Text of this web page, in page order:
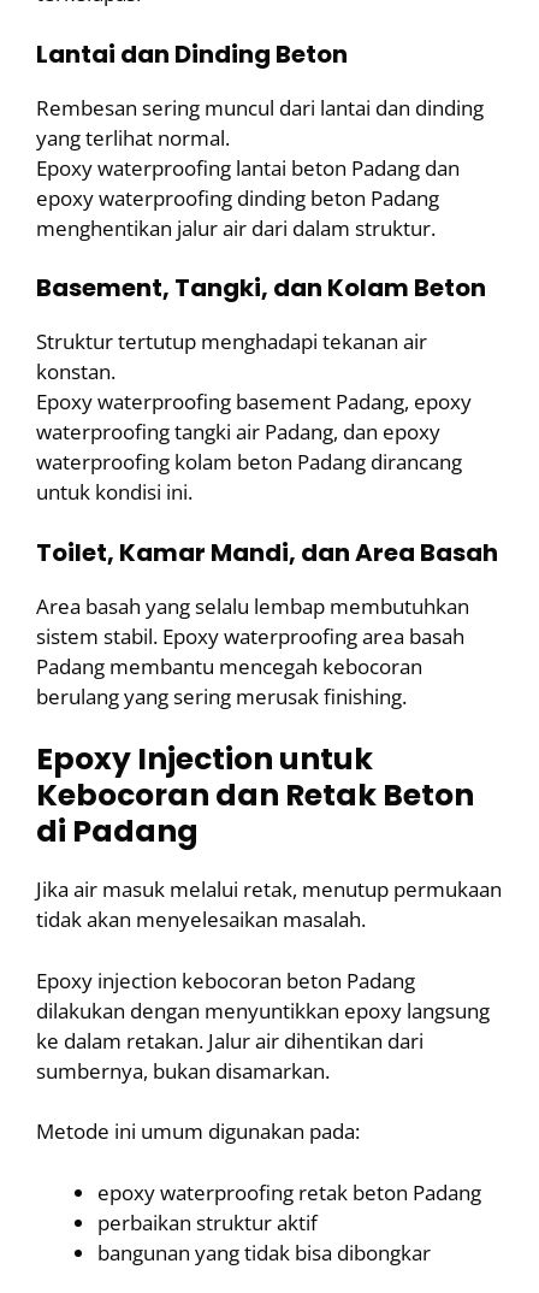
Lantai dan Dinding Beton
Rembesan sering muncul dari lantai dan dinding
yang terlihat normal.
Epoxy waterproofing lantai beton Padang dan
epoxy waterproofing dinding beton Padang
menghentikan jalur air dari dalam struktur.
Basement, Tangki, dan Kolam Beton
Struktur tertutup menghadapi tekanan air
konstan.
Epoxy waterproofing basement Padang, epoxy
waterproofing tangki air Padang, dan epoxy
waterproofing kolam beton Padang dirancang
untuk kondisi ini.
Toilet, Kamar Mandi, dan Area Basah
Area basah yang selalu lembap membutuhkan
sistem stabil. Epoxy waterproofing area basah
Padang membantu mencegah kebocoran
berulang yang sering merusak finishing.
Epoxy Injection untuk
Kebocoran dan Retak Beton
di Padang
Jika air masuk melalui retak, menutup permukaan
tidak akan menyelesaikan masalah.
Epoxy injection kebocoran beton Padang
dilakukan dengan menyuntikkan epoxy langsung
ke dalam retakan. Jalur air dihentikan dari
sumbernya, bukan disamarkan.
Metode ini umum digunakan pada:
epoxy waterproofing retak beton Padang
perbaikan struktur aktif
bangunan yang tidak bisa dibongkar